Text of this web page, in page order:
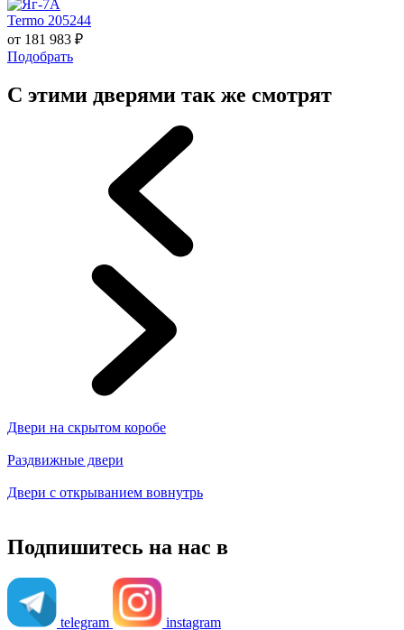
Termo 205244
от 181 983 ₽
Подобрать
С этими дверями так же смотрят
Двери на скрытом коробе
Раздвижные двери
Двери с открыванием вовнутрь
Подпишитесь на нас в
telegram instagram